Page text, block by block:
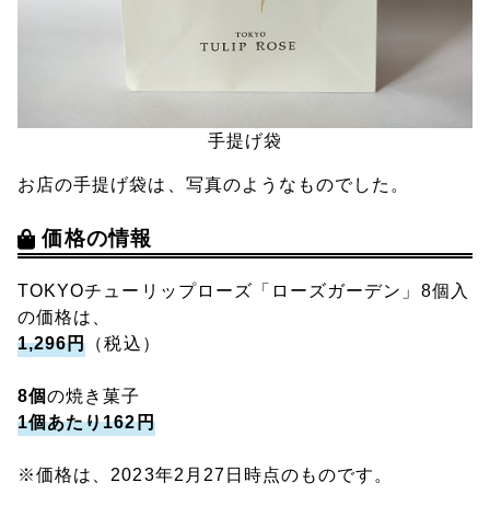
手提げ袋
お店の手提げ袋は、写真のようなものでした。
価格の情報
TOKYOチューリップローズ「ローズガーデン」8個入
の価格は、
1,296円 （税込）
8個の焼き菓子
1個あたり162円
※価格は、2023年2月27日時点のものです。